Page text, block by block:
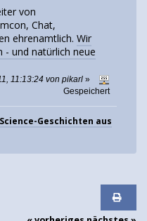
von
Chat,
ehrenamtlich. Wir
- und natürlich neue
11:13:24 von pikarl »
Gespeichert
Geschichten aus